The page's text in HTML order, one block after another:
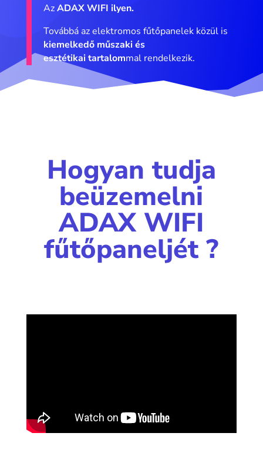
AzADAX WIFI ilyen.
Továbbá az elektromos fűtőpanelek közül is
kiemelkedő műszaki és
esztétikai tartalommal rendelkezik.
Hogyan tudja
beüzemelni
ADAX WIFI
fűtőpaneljét ?